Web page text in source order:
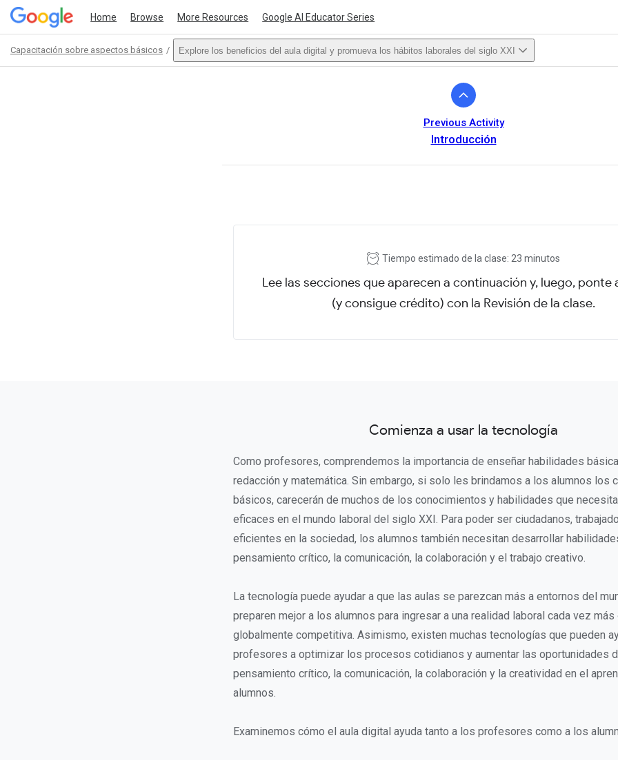
Home Browse More Resources Google AI Educator Series
Capacitación sobre aspectos básicos Explore los beneficios del aula digital y promueva los hábitos laborales del siglo XXI
Previous Activity
Introducción
Tiempo estimado de la clase: 23 minutos
Lee las secciones que aparecen a continuación y, luego, ponte
(y consigue crédito) con la Revisión de la clase.
Comienza a usar la tecnología
Como profesores, comprendemos la importancia de enseñar habilidades
redacción y matemática. Sin embargo, si solo les brindamos a los alumnos los
básicos, carecerán de muchos de los conocimientos y habilidades que
eficaces en el mundo laboral del siglo XXI. Para poder ser ciudadanos,
eficientes en la sociedad, los alumnos también necesitan desarrollar
pensamiento crítico, la comunicación, la colaboración y el trabajo creativo.
La tecnología puede ayudar a que las aulas se parezcan más a entornos del
preparen mejor a los alumnos para ingresar a una realidad laboral cada vez
globalmente competitiva. Asimismo, existen muchas tecnologías que pueden
profesores a optimizar los procesos cotidianos y aumentar las oportunidades
pensamiento crítico, la comunicación, la colaboración y la creatividad en el
alumnos.
Examinemos cómo el aula digital ayuda tanto a los profesores como a los